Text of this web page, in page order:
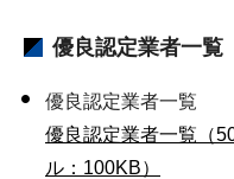
優良認定業者一覧
優良認定業者一覧
優良認定業者一覧（
ル：100KB）